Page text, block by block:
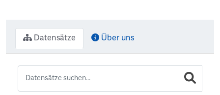
Datensätze Über uns